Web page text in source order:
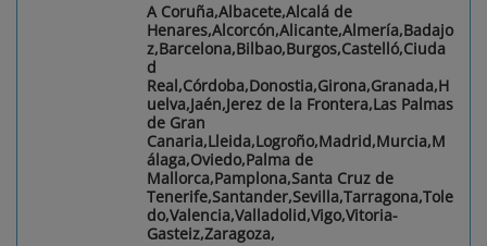
A Coruña,Albacete,Alcalá de
Henares,Alcorcón,Alicante,Almería,Badajo
z,Barcelona,Bilbao,Burgos,Castelló,Ciuda
d
Real,Córdoba,Donostia,Girona,Granada,H
uelva,Jaén,Jerez de la Frontera,Las Palmas
de Gran
Canaria,Lleida,Logroño,Madrid,Murcia,M
álaga,Oviedo,Palma de
Mallorca,Pamplona,Santa Cruz de
Tenerife,Santander,Sevilla,Tarragona,Tole
do,Valencia,Valladolid,Vigo,Vitoria-
Gasteiz,Zaragoza,